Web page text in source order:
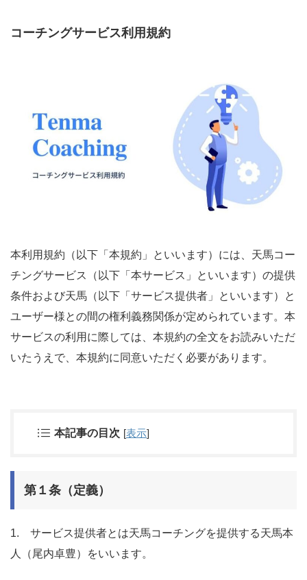
コーチングサービス利用規約
本利用規約（以下「本規約」といいます）には、天馬コー
チングサービス（以下「本サービス」といいます）の提供
条件および天馬（以下「サービス提供者」といいます）と
ユーザー様との間の権利義務関係が定められています。本
サービスの利用に際しては、本規約の全文をお読みいただ
いたうえで、本規約に同意いただく必要があります。
本記事の目次 [表示]
第１条（定義）
1. サービス提供者とは天馬コーチングを提供する天馬本
人（尾内卓豊）をいいます。